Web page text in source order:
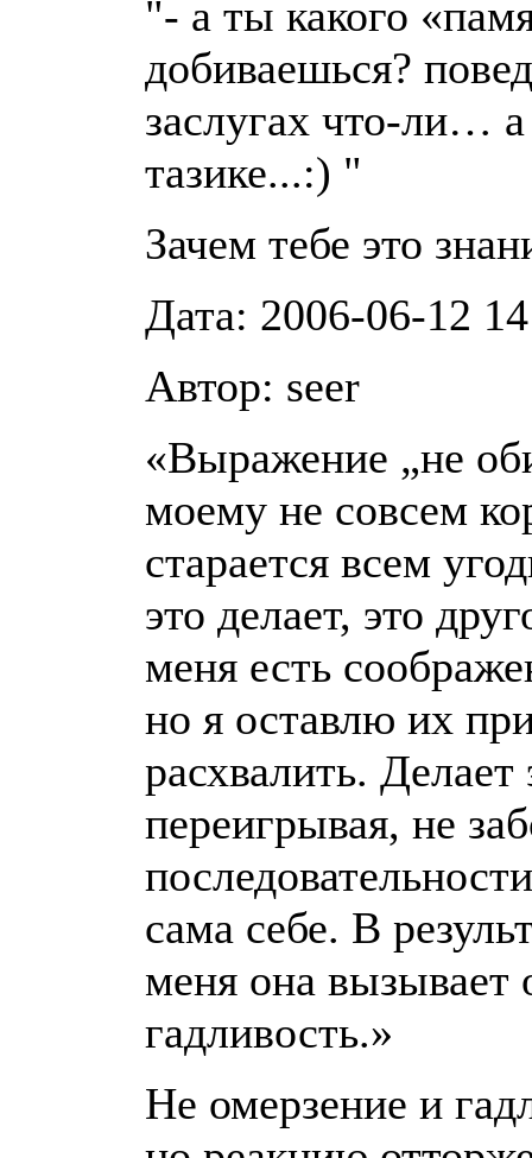
"- а ты какого
добиваешься?
заслугах что-ли…
тазике...:) "
Зачем тебе это
Дата: 2006-06-12
Автор: seer
«Выражение „не
моему не совсем
старается всем
это делает, это
меня есть
но я оставлю их
расхвалить.
переигрывая, не
сама себе. В
меня она вызывает
гадливость.»
Не омерзение и